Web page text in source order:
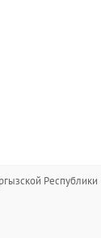
Республики